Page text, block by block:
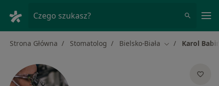
Czego szukasz?
Strona Główna Stomatolog Bielsko-Biała Zmień miasto
Karol